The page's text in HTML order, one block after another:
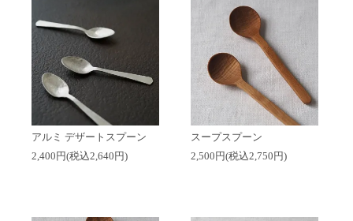
アルミ デザートスプーン
2,400円(税込2,640円)
スープスプーン
2,500円(税込2,750円)